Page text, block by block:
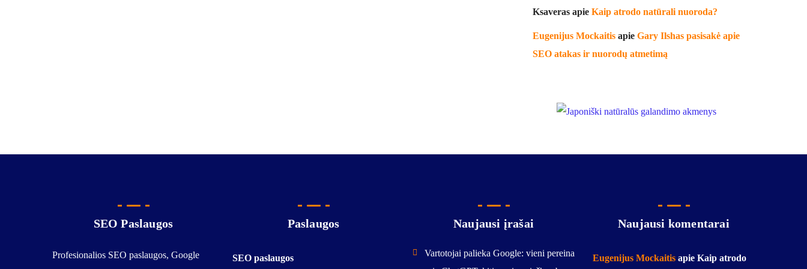
Ksaveras apie Kaip atrodo natūrali nuoroda?
Eugenijus Mockaitis apie Gary Ilshas pasisakė apie
SEO atakas ir nuorodų atmetimą
SEO Paslaugos
Profesionalios SEO paslaugos, Google
Paslaugos
SEO paslaugos
Naujausi įrašai
Vartotojai palieka Google: vieni pereina
Naujausi komentarai
Eugenijus Mockaitis apie Kaip atrodo